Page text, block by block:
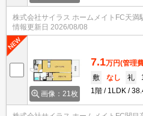
株式会社サイラス ホームメイトFC天満
情報更新日 2026/08/08
画像：21枚
7.1万円(管理
敷
なし 礼
1階
1LDK